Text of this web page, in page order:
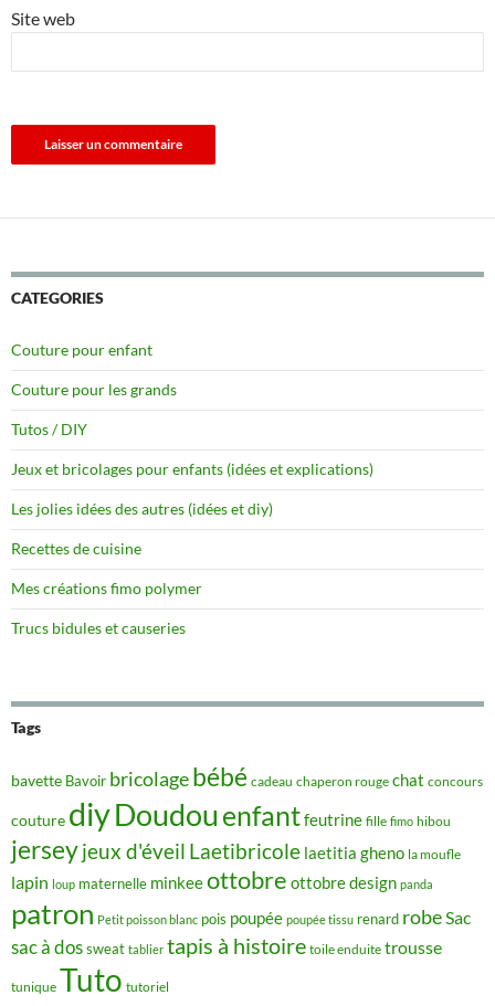
Site web
CATEGORIES
Couture pour enfant
Couture pour les grands
Tutos / DIY
Jeux et bricolages pour enfants (idées et explications)
Les jolies idées des autres (idées et diy)
Recettes de cuisine
Mes créations fimo polymer
Trucs bidules et causeries
Tags
bavette Bavoir bricolagebébé cadeau chaperon rouge chat concours
couture diyDoudou enfantfeutrine fille fimo hibou
jerseyjeux d'éveil Laetibricole laetitia gheno la moufle
lapin loup maternelle minkeeottobre ottobre design panda
patron Petit poisson blanc pois poupée poupée tissu renard robeSac
sac à dossweat tablier tapis à histoire toile enduite trousse
tunique Tuto tutoriel